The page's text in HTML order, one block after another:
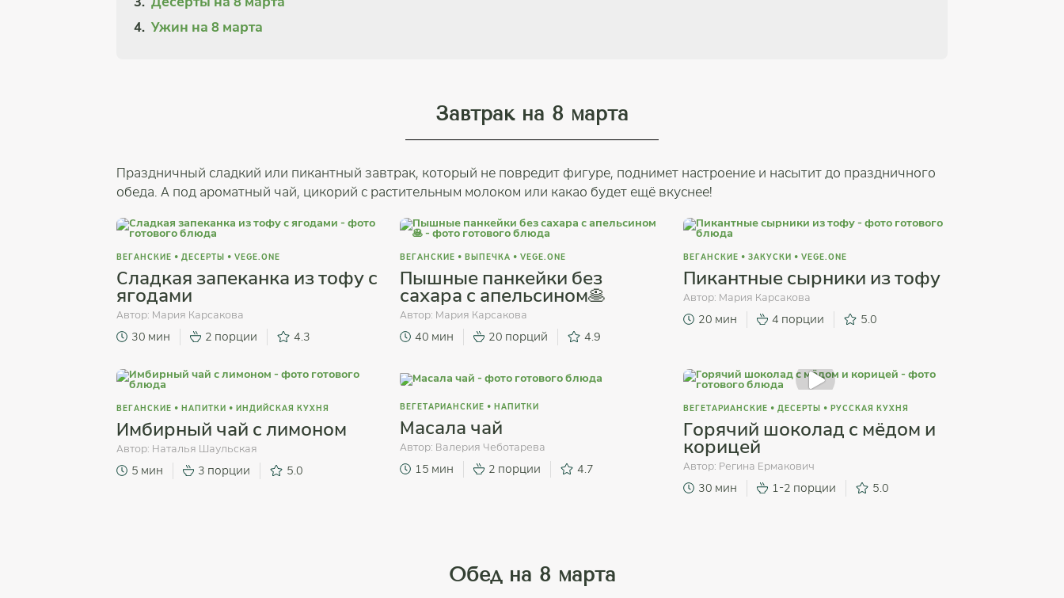
Ужин на 8 марта
Завтрак на 8 марта
Праздничный сладкий или пикантный завтрак, который не повредит фигуре, поднимет настроение и насытит до праздничного
обеда. А под ароматный чай, цикорий с растительным молоком или какао будет ещё вкуснее!
ВЕГАНСКИЕ • ДЕСЕРТЫ • VEGE.ONE
Сладкая запеканка из тофу с
ягодами
Автор: Мария Карсакова
30 мин 2 порции 4.3
ВЕГАНСКИЕ • ВЫПЕЧКА • VEGE.ONE
Пышные панкейки без
сахара с апельсином🥞
Автор: Мария Карсакова
40 мин 20 порций 4.9
ВЕГАНСКИЕ • ЗАКУСКИ • VEGE.ONE
Пикантные сырники из тофу
Автор: Мария Карсакова
20 мин 4 порции 5.0
ВЕГАНСКИЕ • НАПИТКИ • ИНДИЙСКАЯ КУХНЯ
Имбирный чай с лимоном
Автор: Наталья Шаульская
5 мин 3 порции 5.0
ВЕГЕТАРИАНСКИЕ • НАПИТКИ
Масала чай
Автор: Валерия Чеботарева
15 мин 2 порции 4.7
ВЕГЕТАРИАНСКИЕ • ДЕСЕРТЫ • РУССКАЯ КУХНЯ
Горячий шоколад с мёдом и
корицей
Автор: Регина Ермакович
30 мин 1-2 порции 5.0
Обед на 8 марта